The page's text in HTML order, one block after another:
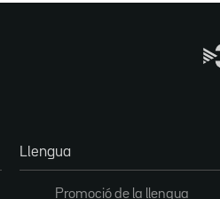
Llengua
Promoció de la llengua